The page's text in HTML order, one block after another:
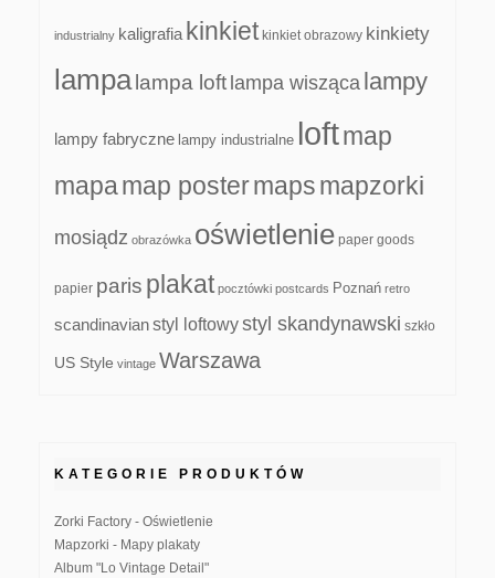
industrialny kaligrafia kinkiet kinkiet obrazowy kinkiety
lampa lampa loft lampa wisząca lampy
lampy fabryczne lampy industrialne loftmap
mapamap postermapsmapzorki
mosiądz obrazówka oświetlenie paper goods
papier paris plakat pocztówki postcards Poznań retro
scandinavianstyl loftowystyl skandynawski szkło
US Style vintage Warszawa
KATEGORIE PRODUKTÓW
Zorki Factory - Oświetlenie
Mapzorki - Mapy plakaty
Album "Lo Vintage Detail"